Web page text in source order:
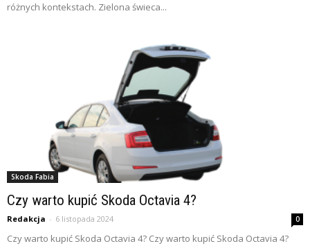
różnych kontekstach. Zielona świeca...
Skoda Fabia
Czy warto kupić Skoda Octavia 4?
Redakcja - 6 listopada 2024 0
Czy warto kupić Skoda Octavia 4? Czy warto kupić Skoda Octavia 4?